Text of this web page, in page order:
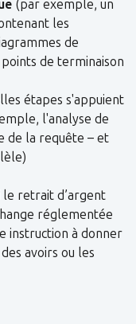
(par exemple, un
les
de
de terminaison
étapes s'appuient
l'analyse de
de la requête – et
le retrait d’argent
réglementée
instruction à donner
avoirs ou les